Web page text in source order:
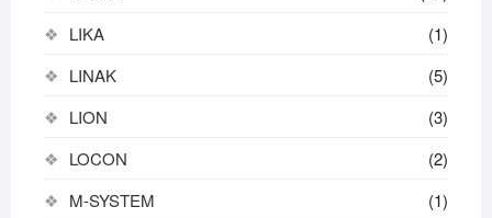
LIKA
(1)
LINAK
(5)
LION
(3)
LOCON
(2)
M-SYSTEM
(1)